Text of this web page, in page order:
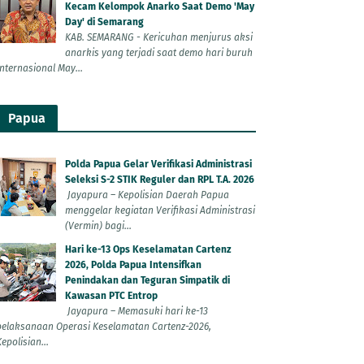
Kecam Kelompok Anarko Saat Demo 'May
Day' di Semarang
KAB. SEMARANG - Kericuhan menjurus aksi
anarkis yang terjadi saat demo hari buruh
May...
Papua
Polda Papua Gelar Verifikasi Administrasi
Seleksi S-2 STIK Reguler dan RPL T.A. 2026
Jayapura – Kepolisian Daerah Papua
menggelar kegiatan Verifikasi Administrasi
(Vermin) bagi...
Hari ke-13 Ops Keselamatan Cartenz
2026, Polda Papua Intensifkan
Penindakan dan Teguran Simpatik di
Kawasan PTC Entrop
Jayapura – Memasuki hari ke-13
Operasi Keselamatan Cartenz-2026,